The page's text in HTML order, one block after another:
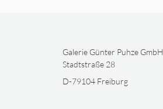
Galerie Günter Puhze GmbH
Stadtstraße 28
D-79104 Freiburg